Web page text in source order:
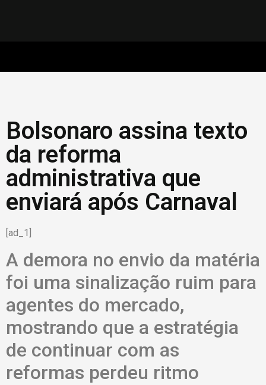
Bolsonaro assina texto
da reforma
administrativa que
enviará após Carnaval
[ad_1]
A demora no envio da matéria
foi uma sinalização ruim para
agentes do mercado,
mostrando que a estratégia
de continuar com as
reformas perdeu ritmo